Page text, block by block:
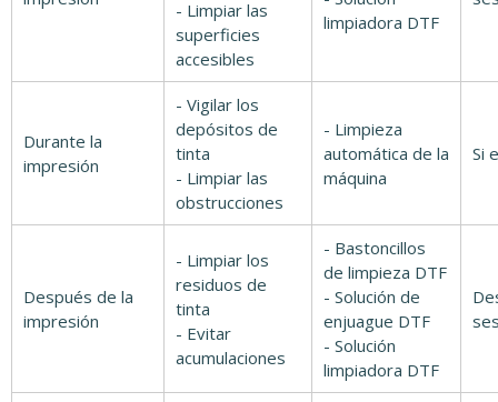
- Limpiar las
superficies
accesibles
limpiadora DTF
Durante la
impresión
- Vigilar los
depósitos de
tinta
- Limpiar las
obstrucciones
- Limpieza
automática de la
máquina
Si
Después de la
impresión
- Limpiar los
residuos de
tinta
- Evitar
acumulaciones
- Bastoncillos
de limpieza DTF
- Solución de
enjuague DTF
- Solución
limpiadora DTF